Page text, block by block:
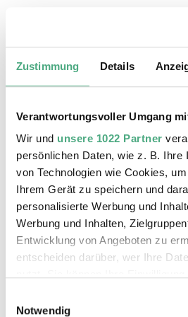
Zustimmung Details
Verantwortungsvoller Umgang
Wir und unsere 1022 Partner
persönlichen Daten, wie z. B. Ihre
von Technologien wie Cookies,
Ihrem Gerät zu speichern und
personalisierte Werbung und
Werbung und Inhalten,
Entwicklung von Angeboten zu
entscheiden darüber, wer Ihre
Trigger Symbol ändern oder
Notwendig
ÖFFENTLICHE FÜHRUNG
Der Erzschrägaufzug der
Copyright: Weltkulturerbe
Das Weltkulturerbe Völklinger